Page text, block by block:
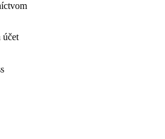
účet